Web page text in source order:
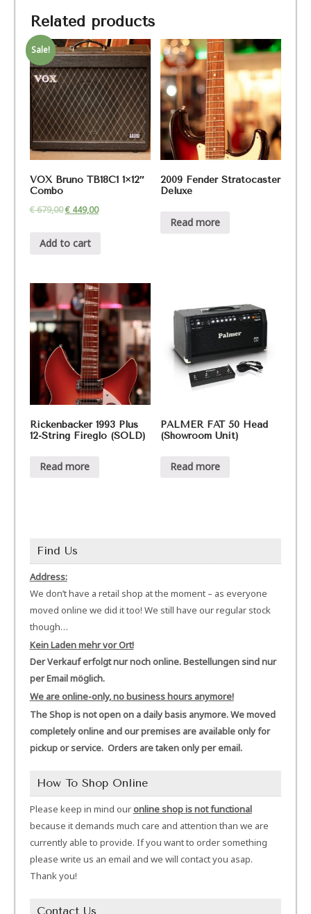
Related products
Sale!
VOX Bruno TB18C1 1×12″
Combo
€679,00 €449,00
Add to cart
2009 Fender Stratocaster
Deluxe
Read more
Rickenbacker 1993 Plus
12-String Fireglo (SOLD)
Read more
PALMER FAT 50 Head
(Showroom Unit)
Read more
Find Us
Address:
We don’t have a retail shop at the moment – as everyone
moved online we did it too! We still have our regular stock
though…
Kein Laden mehr vor Ort!
Der Verkauf erfolgt nur noch online. Bestellungen sind nur
per Email möglich.
We are online-only, no business hours anymore!
The Shop is not open on a daily basis anymore. We moved
completely online and our premises are available only for
pickup or service. Orders are taken only per email.
How To Shop Online
Please keep in mind ouronline shop is not functional
because it demands much care and attention than we are
currently able to provide. If you want to order something
please write us an email and we will contact you asap.
Thank you!
Contact Us